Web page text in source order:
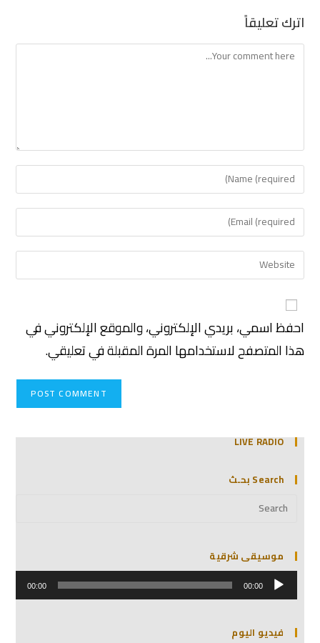
اترك تعليقاً
احفظ اسمي، بريدي الإلكتروني، والموقع الإلكتروني في
هذا المتصفح لاستخدامها المرة المقبلة في تعليقي.
LIVE RADIO
Search بحـث
موسيقى شرقية
مشغل
الصوت 00:00
00:00
فيديو اليوم